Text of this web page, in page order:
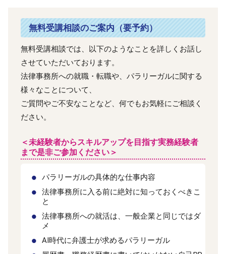
無料受講相談のご案内（要予約）
無料受講相談では、以下のようなことを詳しくお話し
させていただいております。
法律事務所への就職・転職や、パラリーガルに関する
様々なことについて、
ご質問やご不安なことなど、何でもお気軽にご相談く
ださい。
＜未経験者からスキルアップを目指す実務経験者
まで是非ご参加ください＞
パラリーガルの具体的な仕事内容
法律事務所に入る前に絶対に知っておくべきこ
と
法律事務所への就活は、一般企業と同じではダ
メ
AI時代に弁護士が求めるパラリーガル